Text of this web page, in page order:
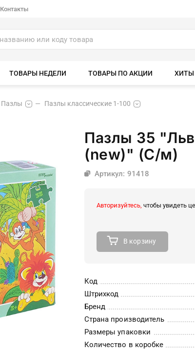
Контакты
ТОВАРЫ НЕДЕЛИ ТОВАРЫ ПО АКЦИИ
Пазлы Пазлы классические 1-100
Пазлы 35
(new)" (С/м)
Артикул: 91418
Авторизуйтесь, чтобы увидеть
В корзину
Код
Штрихкод
Бренд
Страна производитель
Размеры упаковки
Количество в коробке